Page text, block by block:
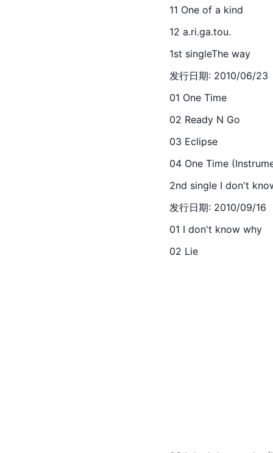
11 One of a kind
12 a.ri.ga.tou.
1st singleThe way
发行日期: 2010/06/23
01 One Time
02 Ready N Go
03 Eclipse
04 One Time
2nd single I don't
发行日期: 2010/09/16
01 I don't know why
02 Lie